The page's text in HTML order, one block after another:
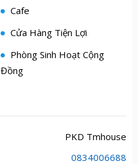
Cafe
Cửa Hàng Tiện Lợi
Phòng Sinh Hoạt Cộng
Đồng
PKD Tmhouse
0834006688